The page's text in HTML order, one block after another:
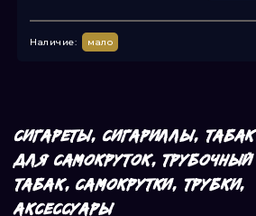
Наличие: мало
СИГАРЕТЫ, СИГАРИЛЛЫ, ТАБАК
ДЛЯ САМОКРУТОК, ТРУБОЧНЫЙ
ТАБАК, САМОКРУТКИ, ТРУБКИ,
АКСЕССУАРЫ